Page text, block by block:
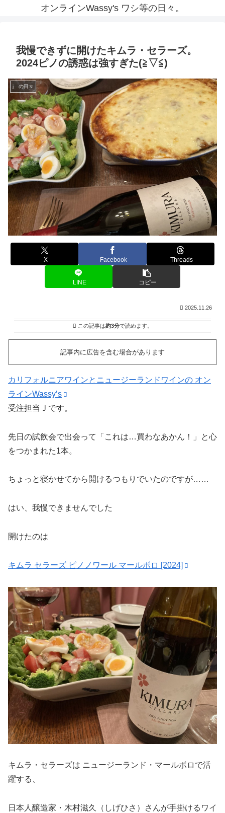
オンラインWassy's ワシ等の日々。
我慢できずに開けたキムラ・セラーズ。
2024ピノの誘惑は強すぎた(≧▽≦)
j の日々
X Facebook Threads
LINE コピー
2025.11.26
この記事は約3分で読めます。
記事内に広告を含む場合があります
カリフォルニアワインとニュージーランドワインの オン
ラインWassy’s
受注担当Ｊです。
先日の試飲会で出会って「これは…買わなあかん！」と心
をつかまれた1本。
ちょっと寝かせてから開けるつもりでいたのですが……
はい、我慢できませんでした
開けたのは
キムラ セラーズ ピノノワール マールボロ [2024]
キムラ・セラーズは ニュージーランド・マールボロで活
躍する、
日本人醸造家・木村滋久（しげひさ）さんが手掛けるワイ